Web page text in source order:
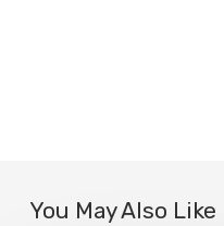
You May Also Like